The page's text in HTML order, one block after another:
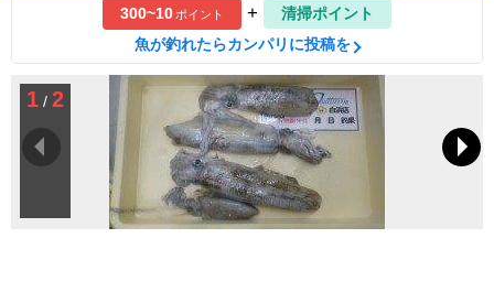
300~10ポイント +
清掃ポイント
魚が釣れたらカンパリに投稿を
1 / 2